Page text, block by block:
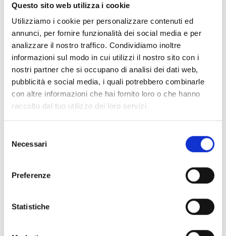
Questo sito web utilizza i cookie
Utilizziamo i cookie per personalizzare contenuti ed
annunci, per fornire funzionalità dei social media e per
analizzare il nostro traffico. Condividiamo inoltre
informazioni sul modo in cui utilizzi il nostro sito con i
nostri partner che si occupano di analisi dei dati web,
pubblicità e social media, i quali potrebbero combinarle
con altre informazioni che hai fornito loro o che hanno
raccolto dal tuo utilizzo dei loro servizi.
delNecessari
Preferenze
Statistiche
Accessori Basi EB00 - Materiali(47)
Accessori per test dei rivelatori - Materiali
Accessori rivelatori Enea
Accessori Senseware
Accessori Serie Industrial
Air2-Aria/W
Documenti
Seleziona tutti
Accedi, prima di scaricare i contenuti con icona
lock